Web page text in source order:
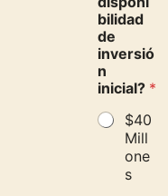
bilidad
de
inversió
n
inicial? *
$40
Mill
one
s